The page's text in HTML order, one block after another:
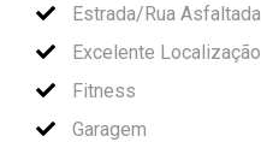
Estrada/Rua Asfaltada
Excelente Localização
Fitness
Garagem